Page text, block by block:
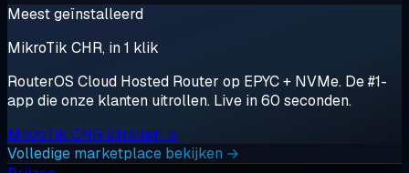
Meest geïnstalleerd
MikroTik CHR, in 1 klik
RouterOS Cloud Hosted Router op EPYC + NVMe. De #1-
app die onze klanten uitrollen. Live in 60 seconden.
MikroTik CHR uitrollen →
Volledige marketplace bekijken →